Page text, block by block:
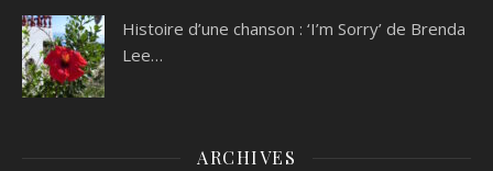
Histoire d’une chanson : ‘I’m Sorry’ de Brenda
Lee…
ARCHIVES